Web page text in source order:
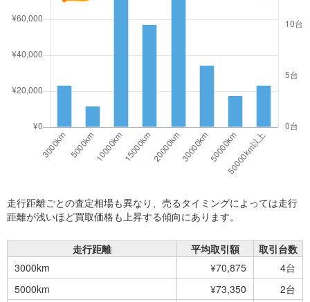
走行距離ごとの査定相場も異なり、売るタイミングによっては走行
距離が浅いほど買取価格も上昇する傾向にあります。
走行距離 平均取引額
取引台数
3000km
¥70,875
4台
5000km
¥73,350
2台